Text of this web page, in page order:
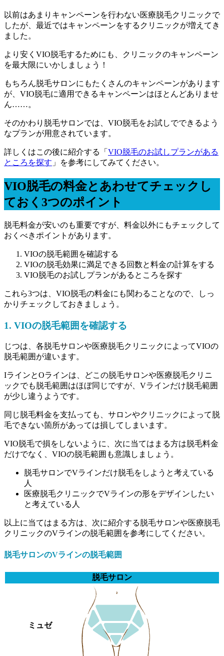
以前はあまりキャンペーンを行わない医療脱毛クリニックで
したが、最近ではキャンペーンをするクリニックが増えてき
ました。
より安くVIO脱毛するためにも、クリニックのキャンペーン
を最大限にいかしましょう！
もちろん脱毛サロンにもたくさんのキャンペーンがあります
が、VIO脱毛に適用できるキャンペーンはほとんどありませ
ん……。
そのかわり脱毛サロンでは、 VIO脱毛をお試しでできるよう
なプランが用意されています。
詳しくはこの後に紹介する「 VIO脱毛のお試しプランがある
ところを探す 」を参考にしてみてください。
VIO脱毛の料金とあわせてチェックし
ておく3つのポイント
脱毛料金が安いのも重要ですが、料金以外にもチェックして
おくべきポイントがあります。
VIOの脱毛範囲を確認する
VIOの脱毛効果に満足できる回数と料金の計算をする
VIO脱毛のお試しプランがあるところを探す
これら3つは、 VIO脱毛の料金にも関わること なので、しっ
かりチェックしておきましょう。
1. VIOの脱毛範囲を確認する
じつは、 各脱毛サロンや医療脱毛クリニックによってVIOの
脱毛範囲が違います。
IラインとOラインは、どこの脱毛サロンや医療脱毛クリニ
ックでも脱毛範囲はほぼ同じですが、Vラインだけ脱毛範囲
が少し違うようです。
同じ脱毛料金を支払っても、サロンやクリニックによって脱
毛できない箇所があっては損してしまいます。
VIO脱毛で損をしないように、次に当てはまる方は脱毛料金
だけでなく、VIOの脱毛範囲も意識しましょう。
脱毛サロンでVラインだけ脱毛をしようと考えている
人
医療脱毛クリニックでVラインの形をデザインしたい
と考えている人
以上に当てはまる方は、次に紹介する脱毛サロンや医療脱毛
クリニックのVラインの脱毛範囲を参考にしてください。
脱毛サロンのVラインの脱毛範囲
脱毛サロン
ミュゼ